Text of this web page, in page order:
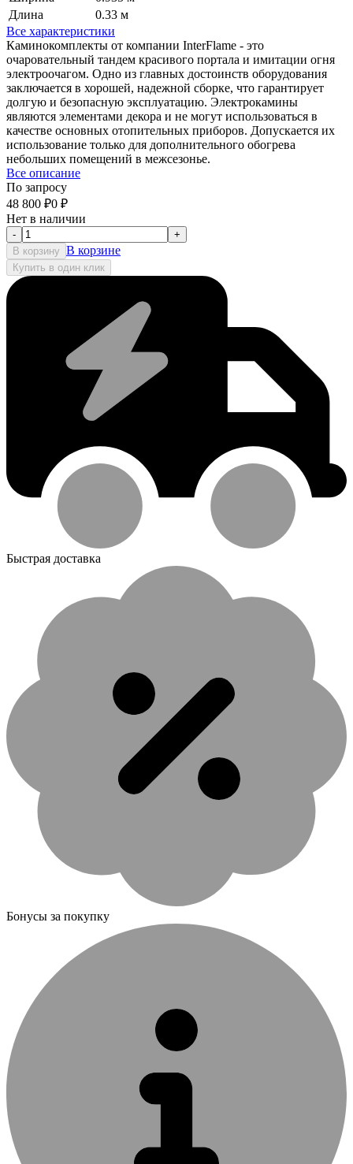
Длина
0.33 м
Все характеристики
Каминокомплекты от компании InterFlame - это
очаровательный тандем красивого портала и имитации огня
электроочагом. Одно из главных достоинств оборудования
заключается в хорошей, надежной сборке, что гарантирует
долгую и безопасную эксплуатацию. Электрокамины
являются элементами декора и не могут использоваться в
качестве основных отопительных приборов. Допускается их
использование только для дополнительного обогрева
небольших помещений в межсезонье.
Все описание
По запросу
48 800 ₽0 ₽
Нет в наличии
-
+
В корзину В корзине
Купить в один клик
Быстрая доставка
Бонусы за покупку